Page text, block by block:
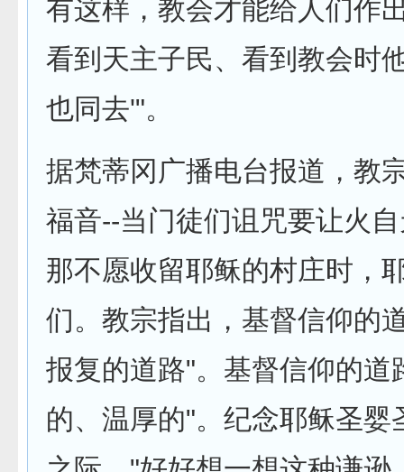
有这样，教会才能给人们作
看到天主子民、看到教会时
也同去'"。
据梵蒂冈广播电台报道，教
福音--当门徒们诅咒要让火
那不愿收留耶稣的村庄时，
们。教宗指出，基督信仰的
报复的道路"。基督信仰的道
的、温厚的"。纪念耶稣圣婴